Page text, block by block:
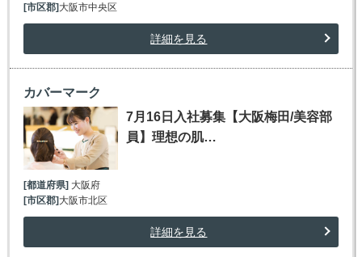
[市区郡]大阪市中央区
詳細を見る
カバーマーク
7月16日入社募集【大阪梅田/美容部
員】理想の肌…
[都道府県]大阪府
[市区郡]大阪市北区
詳細を見る